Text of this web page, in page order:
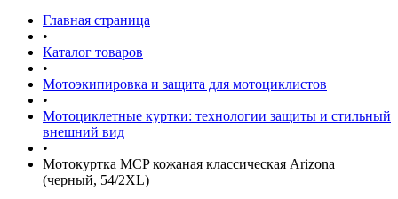
Главная страница
•
Каталог товаров
•
Мотоэкипировка и защита для мотоциклистов
•
Мотоциклетные куртки: технологии защиты и стильный
внешний вид
•
Мотокуртка MCP кожаная классическая Arizona
(черный, 54/2XL)